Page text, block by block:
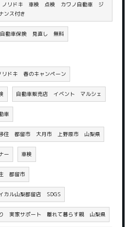
リドキ 車検 点検 カワノ自動車 ジ
ンス付き
自動車保険 見直し 無料
ドキ 春のキャンペーン
自動車販売店 イベント マルシェ
車
住 都留市 大月市 上野原市 山梨県
ー 車検
都留市
ル山梨都留店 SDGS
実家サポート 離れて暮らす親 山梨県